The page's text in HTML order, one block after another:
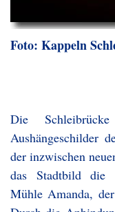
Foto: Kappeln
Die
Aushängeschilder
der inzwischen
das Stadtbild die
Mühle Amanda,